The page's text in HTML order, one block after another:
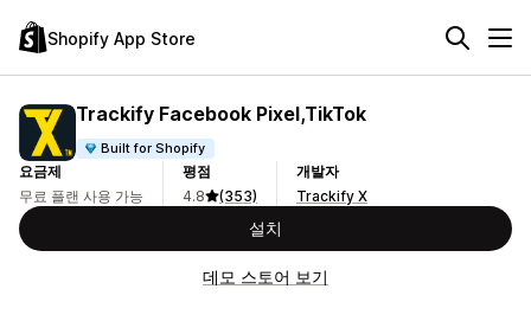
Shopify App Store
Trackify Facebook Pixel,TikTok
Built for Shopify
요금제
무료 플랜 사용 가능
평점
4.8
(353)
개발자
Trackify X
설치
데모 스토어 보기